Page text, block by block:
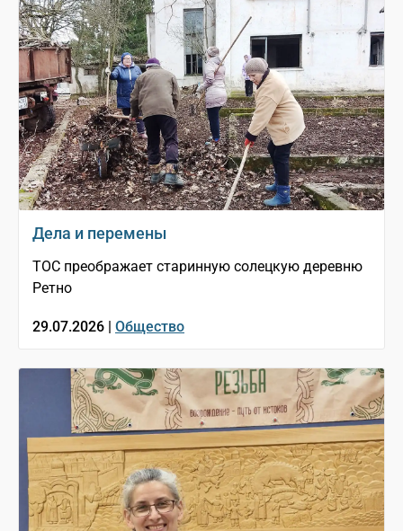
Дела и перемены
ТОС преображает старинную солецкую деревню
Ретно
29.07.2026 | Общество